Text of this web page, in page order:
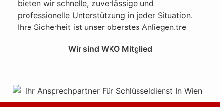
bieten wir schnelle, zuverlässige und
professionelle Unterstützung in jeder Situation.
Ihre Sicherheit ist unser oberstes Anliegen.tre
Wir sind WKO Mitglied